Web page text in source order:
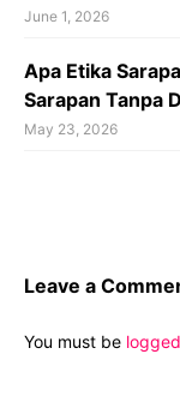
June 1, 2026
Apa Etika
Sarapan Tanpa
May 23, 2026
Leave a
You must be